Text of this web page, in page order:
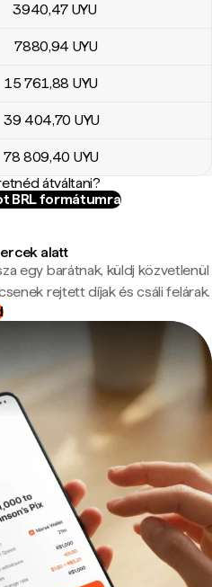
3940,47 UYU
7880,94 UYU
15 761,88 UYU
39 404,70 UYU
78 809,40 UYU
átváltani?
BRL formátumra
alatt
egy barátnak, küldj közvetlenül
rejtett díjak és csáli felárak.